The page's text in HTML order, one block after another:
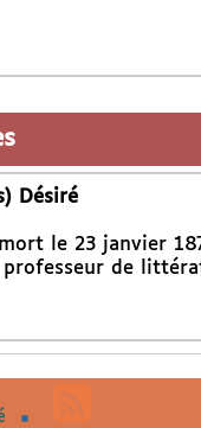
Désiré
le 23 janvier
professeur de